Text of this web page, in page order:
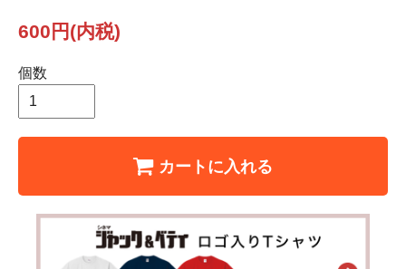
600円(内税)
個数
カートに入れる